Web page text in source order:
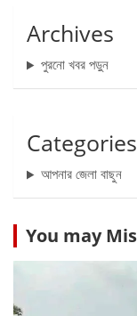
Archives
পুরনো খবর পড়ুন
Categories
আপনার জেলা বাছুন
You may